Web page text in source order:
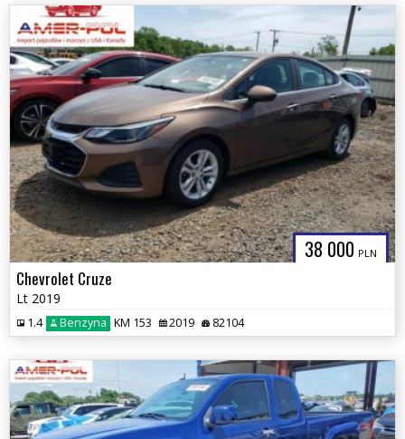
38 000 PLN
Chevrolet Cruze
Lt 2019
1.4 Benzyna KM 153 2019 82104